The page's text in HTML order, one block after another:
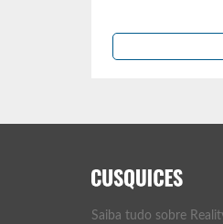
Saiba tudo sobre